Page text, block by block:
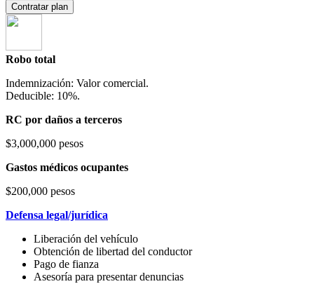
Contratar plan
Robo total
Indemnización: Valor comercial.
Deducible: 10%.
RC por daños a terceros
$3,000,000 pesos
Gastos médicos ocupantes
$200,000 pesos
Defensa legal/jurídica
Liberación del vehículo
Obtención de libertad del conductor
Pago de fianza
Asesoría para presentar denuncias